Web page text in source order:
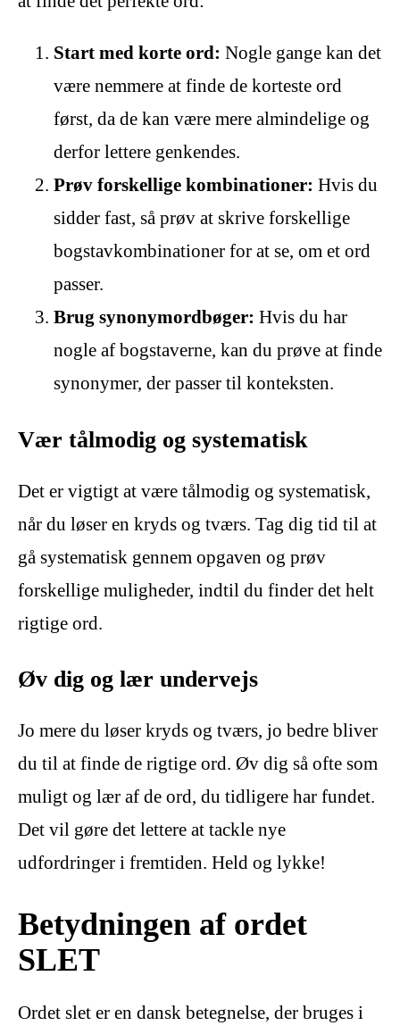
Start med korte ord: Nogle gange kan det
være nemmere at finde de korteste ord
først, da de kan være mere almindelige og
derfor lettere genkendes.
Prøv forskellige kombinationer: Hvis du
sidder fast, så prøv at skrive forskellige
bogstavkombinationer for at se, om et ord
passer.
Brug synonymordbøger: Hvis du har
nogle af bogstaverne, kan du prøve at finde
synonymer, der passer til konteksten.
Vær tålmodig og systematisk
Det er vigtigt at være tålmodig og systematisk,
når du løser en kryds og tværs. Tag dig tid til at
gå systematisk gennem opgaven og prøv
forskellige muligheder, indtil du finder det helt
rigtige ord.
Øv dig og lær undervejs
Jo mere du løser kryds og tværs, jo bedre bliver
du til at finde de rigtige ord. Øv dig så ofte som
muligt og lær af de ord, du tidligere har fundet.
Det vil gøre det lettere at tackle nye
udfordringer i fremtiden. Held og lykke!
Betydningen af ordet
SLET
Ordet slet er en dansk betegnelse, der bruges i